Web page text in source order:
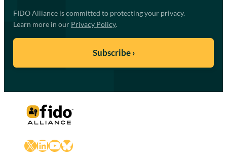
FIDO Alliance is committed to protecting your privacy.
Learn more in our Privacy Policy.
X LinkedIn
YouTube
Bluesky